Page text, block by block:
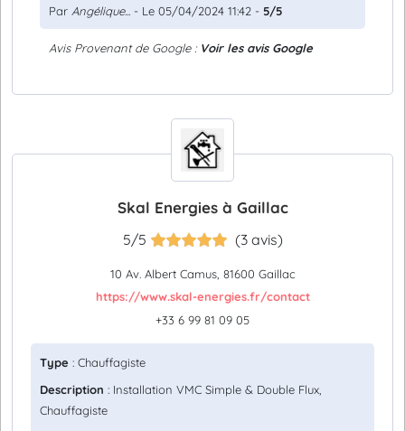
Par Angélique... - Le 05/04/2024 11:42 - 5/5
Avis Provenant de Google : Voir les avis Google
Skal Energies à Gaillac
5/5 (3 avis)
10 Av. Albert Camus, 81600 Gaillac
https://www.skal-energies.fr/contact
+33 6 99 81 09 05
Type : Chauffagiste
Description : Installation VMC Simple & Double Flux,
Chauffagiste